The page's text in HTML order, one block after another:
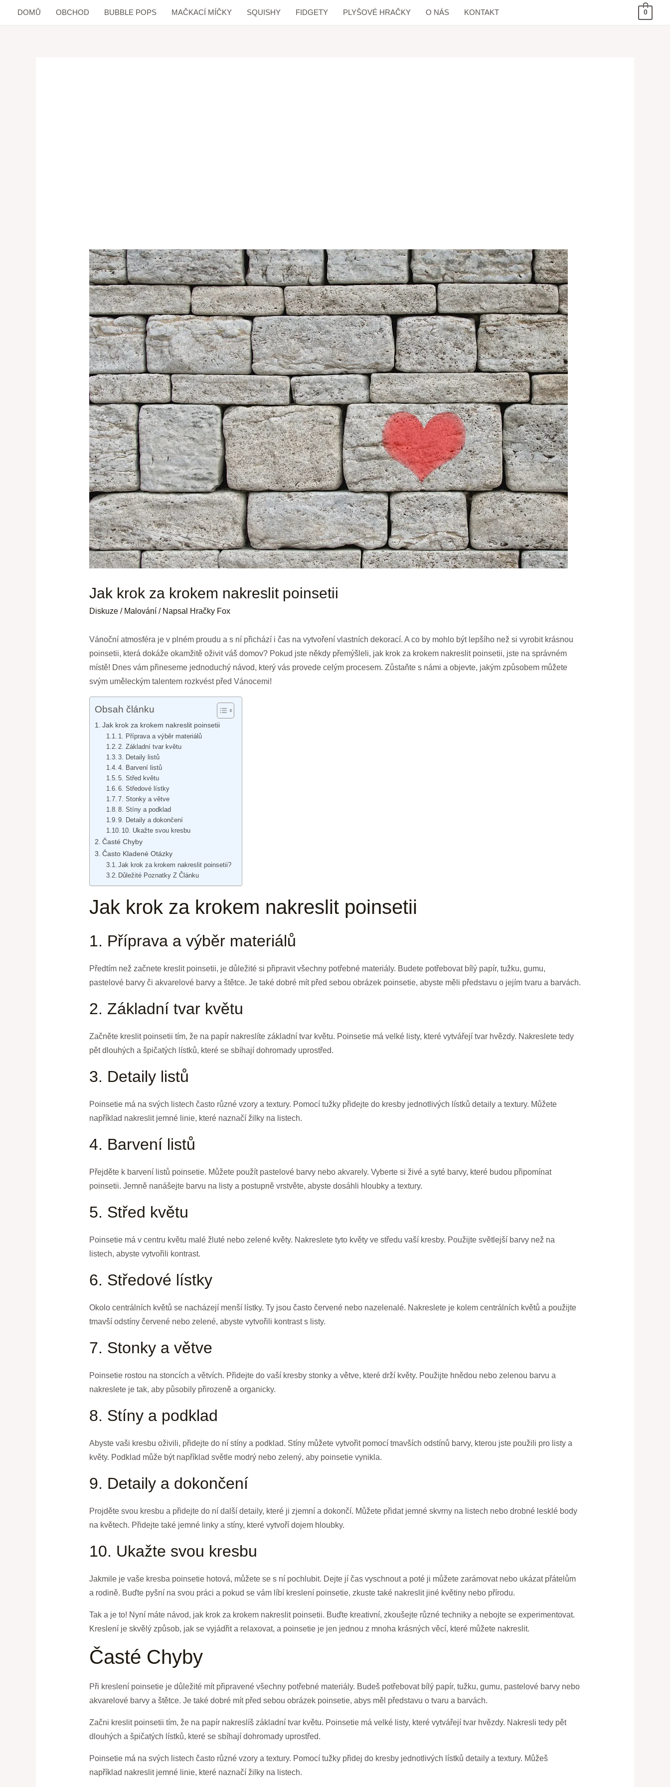
DOMŮ OBCHOD BUBBLE POPS MAČKACÍ MÍČKY SQUISHY FIDGETY PLYŠOVÉ HRAČKY O NÁS KONTAKT 0
Jak krok za krokem nakreslit poinsetii
Diskuze / Malování/ Napsal Hračky Fox
Vánoční atmosféra je v plném proudu a s ní přichází i čas na vytvoření vlastních dekorací. A co by mohlo být lepšího než si vyrobit krásnou
poinsetii, která dokáže okamžitě oživit váš domov? Pokud jste někdy přemýšleli, jak krok za krokem nakreslit poinsetii, jste na správném
místě! Dnes vám přineseme jednoduchý návod, který vás provede celým procesem. Zůstaňte s námi a objevte, jakým způsobem můžete
svým uměleckým talentem rozkvést před Vánocemi!
Obsah článku
Jak krok za krokem nakreslit poinsetii
1. Příprava a výběr materiálů
2. Základní tvar květu
3. Detaily listů
4. Barvení listů
5. Střed květu
6. Středové lístky
7. Stonky a větve
8. Stíny a podklad
9. Detaily a dokončení
10. Ukažte svou kresbu
Časté Chyby
Často Kladené Otázky
Jak krok za krokem nakreslit poinsetii?
Důležité Poznatky Z Článku
Jak krok za krokem nakreslit poinsetii
1. Příprava a výběr materiálů
Předtím než začnete kreslit poinsetii, je důležité si připravit všechny potřebné materiály. Budete potřebovat bílý papír, tužku, gumu,
pastelové barvy či akvarelové barvy a štětce. Je také dobré mít před sebou obrázek poinsetie, abyste měli představu o jejím tvaru a barvách.
2. Základní tvar květu
Začněte kreslit poinsetii tím, že na papír nakreslíte základní tvar květu. Poinsetie má velké listy, které vytvářejí tvar hvězdy. Nakreslete tedy
pět dlouhých a špičatých lístků, které se sbíhají dohromady uprostřed.
3. Detaily listů
Poinsetie má na svých listech často různé vzory a textury. Pomocí tužky přidejte do kresby jednotlivých lístků detaily a textury. Můžete
například nakreslit jemné linie, které naznačí žilky na listech.
4. Barvení listů
Přejděte k barvení listů poinsetie. Můžete použít pastelové barvy nebo akvarely. Vyberte si živé a syté barvy, které budou připomínat
poinsetii. Jemně nanášejte barvu na listy a postupně vrstvěte, abyste dosáhli hloubky a textury.
5. Střed květu
Poinsetie má v centru květu malé žluté nebo zelené květy. Nakreslete tyto květy ve středu vaší kresby. Použijte světlejší barvy než na
listech, abyste vytvořili kontrast.
6. Středové lístky
Okolo centrálních květů se nacházejí menší lístky. Ty jsou často červené nebo nazelenalé. Nakreslete je kolem centrálních květů a použijte
tmavší odstíny červené nebo zelené, abyste vytvořili kontrast s listy.
7. Stonky a větve
Poinsetie rostou na stoncích a větvích. Přidejte do vaší kresby stonky a větve, které drží květy. Použijte hnědou nebo zelenou barvu a
nakreslete je tak, aby působily přirozeně a organicky.
8. Stíny a podklad
Abyste vaši kresbu oživili, přidejte do ní stíny a podklad. Stíny můžete vytvořit pomocí tmavších odstínů barvy, kterou jste použili pro listy a
květy. Podklad může být například světle modrý nebo zelený, aby poinsetie vynikla.
9. Detaily a dokončení
Projděte svou kresbu a přidejte do ní další detaily, které ji zjemní a dokončí. Můžete přidat jemné skvrny na listech nebo drobné lesklé body
na květech. Přidejte také jemné linky a stíny, které vytvoří dojem hloubky.
10. Ukažte svou kresbu
Jakmile je vaše kresba poinsetie hotová, můžete se s ní pochlubit. Dejte jí čas vyschnout a poté ji můžete zarámovat nebo ukázat přátelům
a rodině. Buďte pyšní na svou práci a pokud se vám líbí kreslení poinsetie, zkuste také nakreslit jiné květiny nebo přírodu.
Tak a je to! Nyní máte návod, jak krok za krokem nakreslit poinsetii. Buďte kreativní, zkoušejte různé techniky a nebojte se experimentovat.
Kreslení je skvělý způsob, jak se vyjádřit a relaxovat, a poinsetie je jen jednou z mnoha krásných věcí, které můžete nakreslit.
Časté Chyby
Při kreslení poinsetie je důležité mít připravené všechny potřebné materiály. Budeš potřebovat bílý papír, tužku, gumu, pastelové barvy nebo
akvarelové barvy a štětce. Je také dobré mít před sebou obrázek poinsetie, abys měl představu o tvaru a barvách.
Začni kreslit poinsetii tím, že na papír nakreslíš základní tvar květu. Poinsetie má velké listy, které vytvářejí tvar hvězdy. Nakresli tedy pět
dlouhých a špičatých lístků, které se sbíhají dohromady uprostřed.
Poinsetie má na svých listech často různé vzory a textury. Pomocí tužky přidej do kresby jednotlivých lístků detaily a textury. Můžeš
například nakreslit jemné linie, které naznačí žilky na listech.